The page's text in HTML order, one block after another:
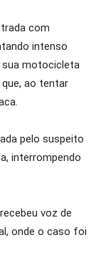
com
intenso
sua motocicleta
ao tentar
pelo suspeito
interrompendo
voz de
onde o caso foi